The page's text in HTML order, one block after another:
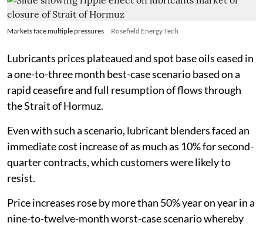
Markets face multiple pressures Rosefield Energy Tech
Lubricants prices plateaued and spot base oils eased in
a one-to-three month best-case scenario based on a
rapid ceasefire and full resumption of flows through
the Strait of Hormuz.
Even with such a scenario, lubricant blenders faced an
immediate cost increase of as much as 10% for second-
quarter contracts, which customers were likely to
resist.
Price increases rose by more than 50% year on year in a
nine-to-twelve-month worst-case scenario whereby